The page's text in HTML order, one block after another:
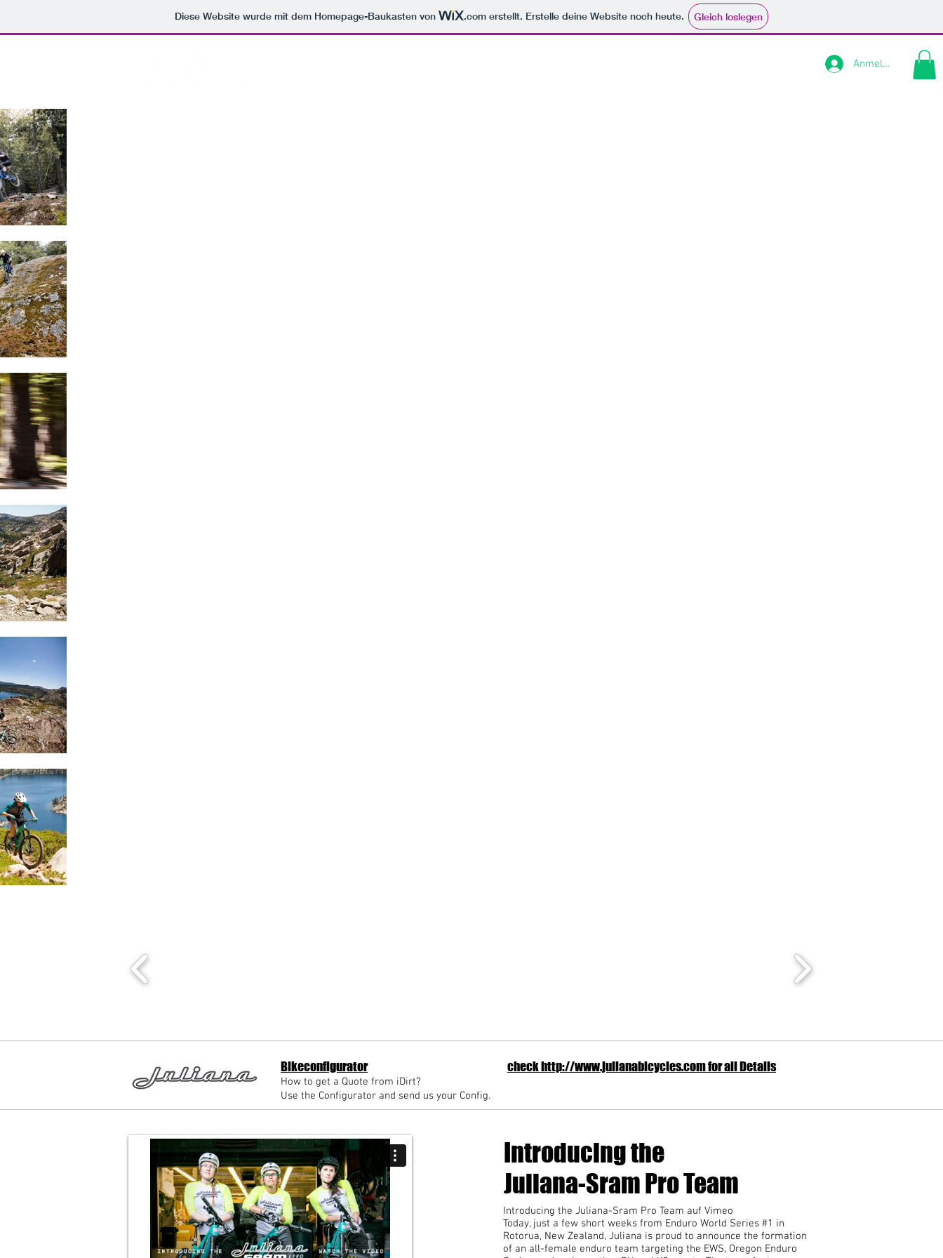
Diese Website wurde mit dem Homepage-Baukasten von .com erstellt. Erstelle deine Website noch heute. Gleich loslegen
Anmelden
checkhttp://www.julianabicycles.comfor all Details
Bikeconfigurator
How to get a Quote from iDirt?
Use the Configurator and send us your Config.
Introducing the
Juliana-Sram Pro Team
Introducing the Juliana-Sram Pro Team auf Vimeo
Today, just a few short weeks from Enduro World Series #1 in
Rotorua, New Zealand, Juliana is proud to announce the formation
of an all-female enduro team targeting the EWS, Oregon Enduro